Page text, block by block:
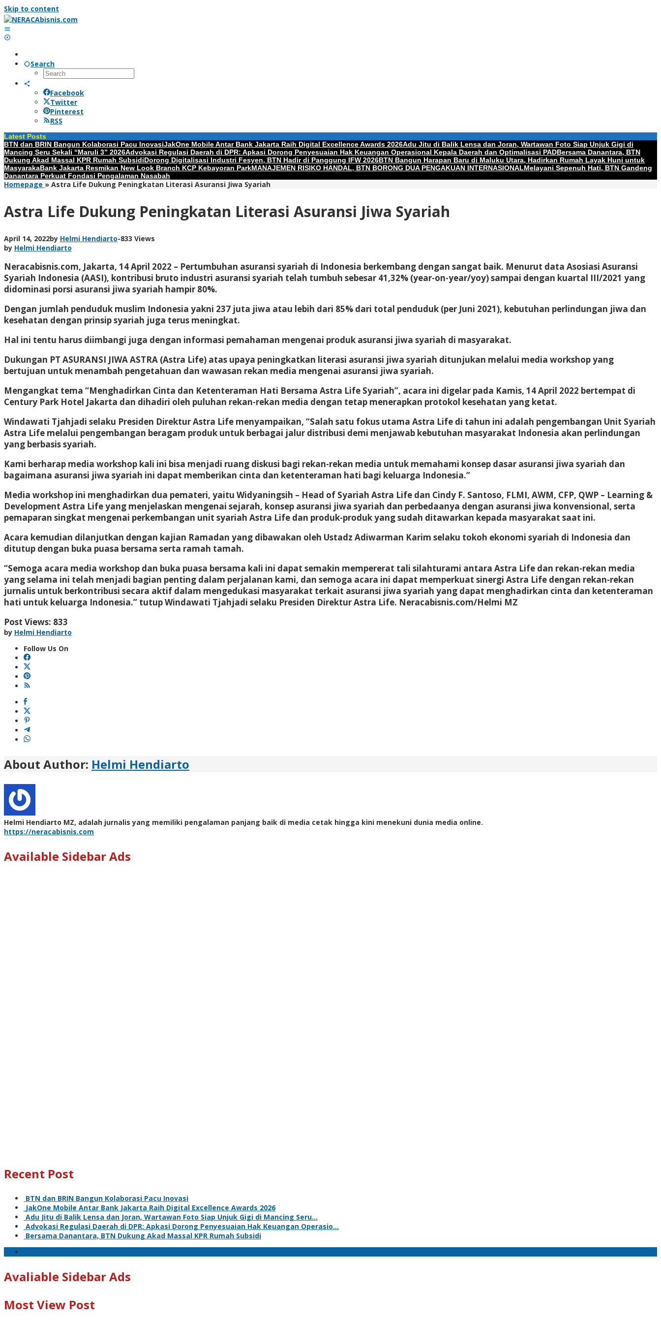
Skip to content
Search
Facebook
Twitter
Pinterest
RSS
Latest Posts
BTN dan BRIN Bangun Kolaborasi Pacu InovasiJakOne Mobile Antar Bank Jakarta Raih Digital Excellence Awards 2026Adu Jitu di Balik Lensa dan Joran, Wartawan Foto Siap Unjuk Gigi di
Mancing Seru Sekali “Maruli 3” 2026Advokasi Regulasi Daerah di DPR: Apkasi Dorong Penyesuaian Hak Keuangan Operasional Kepala Daerah dan Optimalisasi PADBersama Danantara, BTN
Dukung Akad Massal KPR Rumah SubsidiDorong Digitalisasi Industri Fesyen, BTN Hadir di Panggung IFW 2026BTN Bangun Harapan Baru di Maluku Utara, Hadirkan Rumah Layak Huni untuk
MasyarakaBank Jakarta Resmikan New Look Branch KCP Kebayoran ParkMANAJEMEN RISIKO HANDAL, BTN BORONG DUA PENGAKUAN INTERNASIONALMelayani Sepenuh Hati, BTN Gandeng
Danantara Perkuat Fondasi Pengalaman Nasabah
Homepage » Astra Life Dukung Peningkatan Literasi Asuransi Jiwa Syariah
Astra Life Dukung Peningkatan Literasi Asuransi Jiwa Syariah
April 14, 2022by Helmi Hendiarto-833 Views
by Helmi Hendiarto
Neracabisnis.com, Jakarta, 14 April 2022 – Pertumbuhan asuransi syariah di Indonesia berkembang dengan sangat baik. Menurut data Asosiasi Asuransi
Syariah Indonesia (AASI), kontribusi bruto industri asuransi syariah telah tumbuh sebesar 41,32% (year-on-year/yoy) sampai dengan kuartal III/2021 yang
didominasi porsi asuransi jiwa syariah hampir 80%.
Dengan jumlah penduduk muslim Indonesia yakni 237 juta jiwa atau lebih dari 85% dari total penduduk (per Juni 2021), kebutuhan perlindungan jiwa dan
kesehatan dengan prinsip syariah juga terus meningkat.
Hal ini tentu harus diimbangi juga dengan informasi pemahaman mengenai produk asuransi jiwa syariah di masyarakat.
Dukungan PT ASURANSI JIWA ASTRA (Astra Life) atas upaya peningkatkan literasi asuransi jiwa syariah ditunjukan melalui media workshop yang
bertujuan untuk menambah pengetahuan dan wawasan rekan media mengenai asuransi jiwa syariah.
Mengangkat tema “Menghadirkan Cinta dan Ketenteraman Hati Bersama Astra Life Syariah”, acara ini digelar pada Kamis, 14 April 2022 bertempat di
Century Park Hotel Jakarta dan dihadiri oleh puluhan rekan-rekan media dengan tetap menerapkan protokol kesehatan yang ketat.
Windawati Tjahjadi selaku Presiden Direktur Astra Life menyampaikan, “Salah satu fokus utama Astra Life di tahun ini adalah pengembangan Unit Syariah
Astra Life melalui pengembangan beragam produk untuk berbagai jalur distribusi demi menjawab kebutuhan masyarakat Indonesia akan perlindungan
yang berbasis syariah.
Kami berharap media workshop kali ini bisa menjadi ruang diskusi bagi rekan-rekan media untuk memahami konsep dasar asuransi jiwa syariah dan
bagaimana asuransi jiwa syariah ini dapat memberikan cinta dan ketenteraman hati bagi keluarga Indonesia.”
Media workshop ini menghadirkan dua pemateri, yaitu Widyaningsih – Head of Syariah Astra Life dan Cindy F. Santoso, FLMI, AWM, CFP, QWP – Learning &
Development Astra Life yang menjelaskan mengenai sejarah, konsep asuransi jiwa syariah dan perbedaanya dengan asuransi jiwa konvensional, serta
pemaparan singkat mengenai perkembangan unit syariah Astra Life dan produk-produk yang sudah ditawarkan kepada masyarakat saat ini.
Acara kemudian dilanjutkan dengan kajian Ramadan yang dibawakan oleh Ustadz Adiwarman Karim selaku tokoh ekonomi syariah di Indonesia dan
ditutup dengan buka puasa bersama serta ramah tamah.
“Semoga acara media workshop dan buka puasa bersama kali ini dapat semakin mempererat tali silahturami antara Astra Life dan rekan-rekan media
yang selama ini telah menjadi bagian penting dalam perjalanan kami, dan semoga acara ini dapat memperkuat sinergi Astra Life dengan rekan-rekan
jurnalis untuk berkontribusi secara aktif dalam mengedukasi masyarakat terkait asuransi jiwa syariah yang dapat menghadirkan cinta dan ketenteraman
hati untuk keluarga Indonesia.” tutup Windawati Tjahjadi selaku Presiden Direktur Astra Life. Neracabisnis.com/Helmi MZ
Post Views: 833
by Helmi Hendiarto
Follow Us On
About Author: Helmi Hendiarto
Helmi Hendiarto MZ, adalah jurnalis yang memiliki pengalaman panjang baik di media cetak hingga kini menekuni dunia media online.
https://neracabisnis.com
Available Sidebar Ads
Recent Post
BTN dan BRIN Bangun Kolaborasi Pacu Inovasi
JakOne Mobile Antar Bank Jakarta Raih Digital Excellence Awards 2026
Adu Jitu di Balik Lensa dan Joran, Wartawan Foto Siap Unjuk Gigi di Mancing Seru…
Advokasi Regulasi Daerah di DPR: Apkasi Dorong Penyesuaian Hak Keuangan Operasio…
Bersama Danantara, BTN Dukung Akad Massal KPR Rumah Subsidi
Avaliable Sidebar Ads
Most View Post